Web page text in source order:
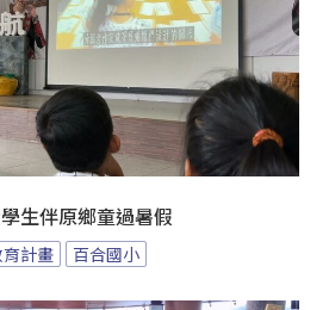
生伴原鄉童過暑假
計畫 百合國小